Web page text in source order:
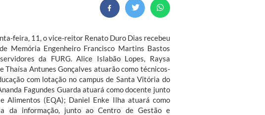
feira, 11, o vice-reitor Renato Duro Dias recebeu
Memória Engenheiro Francisco Martins Bastos
da FURG. Alice Islabão Lopes, Raysa
Thaísa Antunes Gonçalves atuarão como técnicos-
com lotação no campus de Santa Vitória do
Fagundes Guarda atuará como docente junto
Alimentos (EQA); Daniel Enke Ilha atuará como
da informação, junto ao Centro de Gestão e